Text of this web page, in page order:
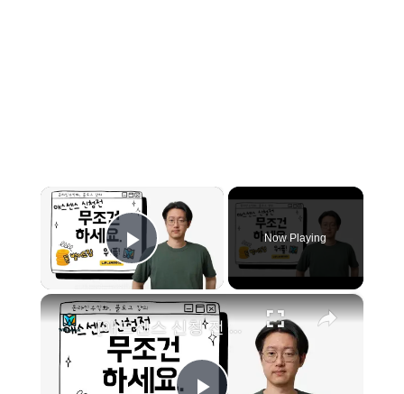
×
Play Video
Now Playing
×
[애드센스 신청 전 필수!] 워드프레스 홈페이지에 개인정보처리방침, 이용약관 만들기 (feat. 푸터 설정)